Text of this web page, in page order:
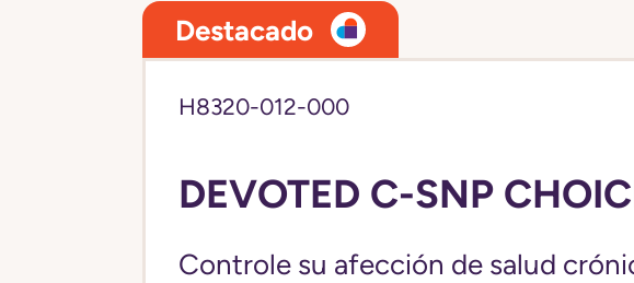
Destacado
H8320-012-000
DEVOTED C-SNP
Controle su afección de salud